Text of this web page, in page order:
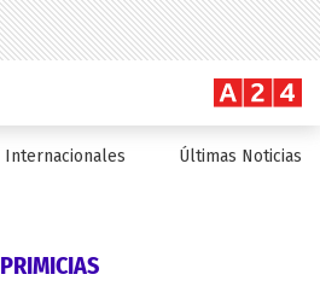
Internacionales Últimas Noticias
PRIMICIAS